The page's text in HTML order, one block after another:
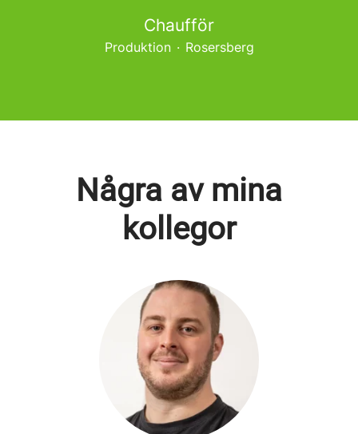
Chaufför
Produktion · Rosersberg
Några av mina
kollegor